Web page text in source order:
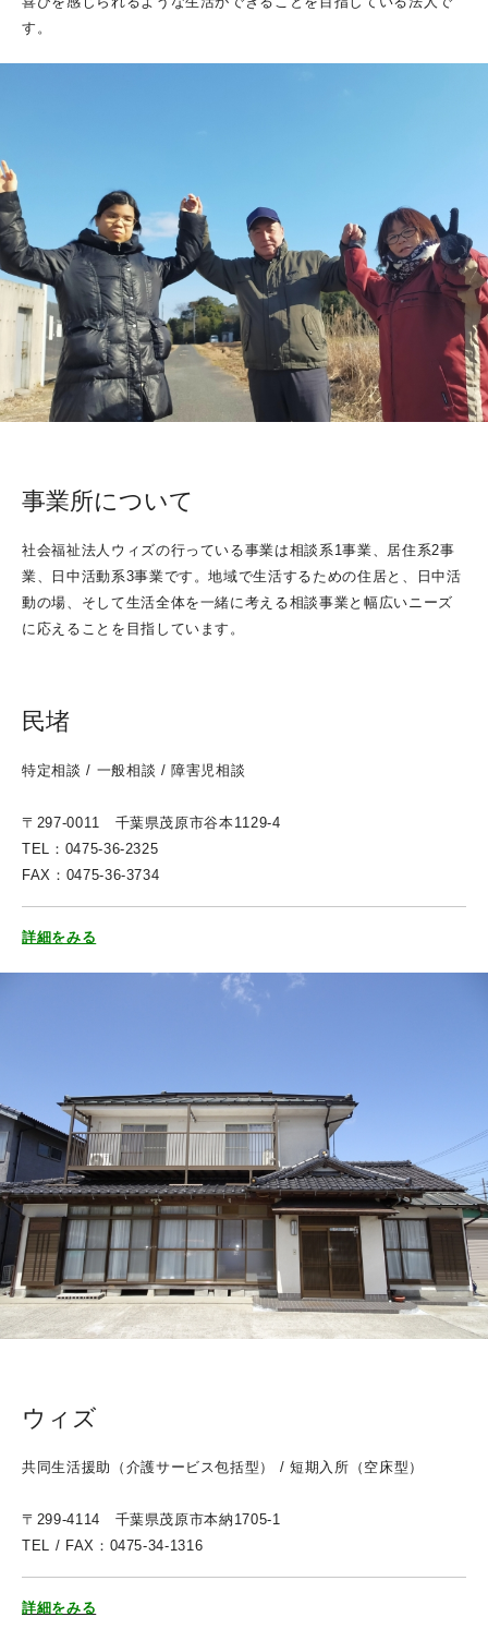
Instagram
CONTACT
す。
事業所について
社会福祉法人ウィズの行っている事業は相談系1事業、居住系2事
業、日中活動系3事業です。地域で生活するための住居と、日中活
動の場、そして生活全体を一緒に考える相談事業と幅広いニーズ
に応えることを目指しています。
民堵
特定相談 / 一般相談 / 障害児相談
〒297-0011 千葉県茂原市谷本1129-4
TEL：0475-36-2325
FAX：0475-36-3734
詳細をみる
ウィズ
共同生活援助（介護サービス包括型） / 短期入所（空床型）
〒299-4114 千葉県茂原市本納1705-1
TEL / FAX：0475-34-1316
詳細をみる